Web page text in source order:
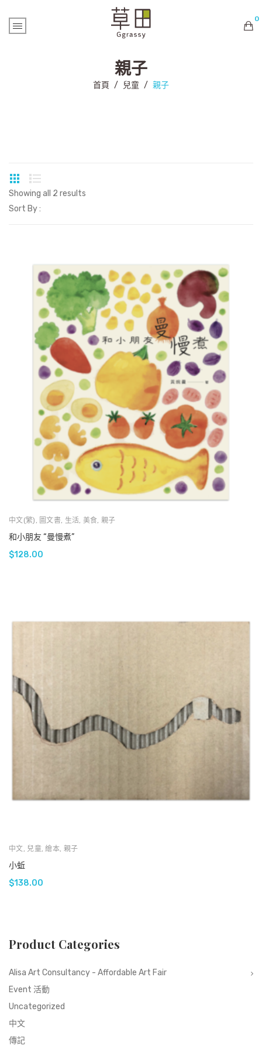
0
購物車內未有商品
親子
首頁 / 兒童 / 親子
Showing all 2 results
Sort By :
中文(繁) , 圖文書, 生活, 美食,親子
和小朋友 “曼慢煮”
$128.00
中文, 兒童,繪本, 親子
小蚯
$138.00
Product Categories
Alisa Art Consultancy - Affordable Art Fair
Event 活動
Uncategorized
中文
傳記